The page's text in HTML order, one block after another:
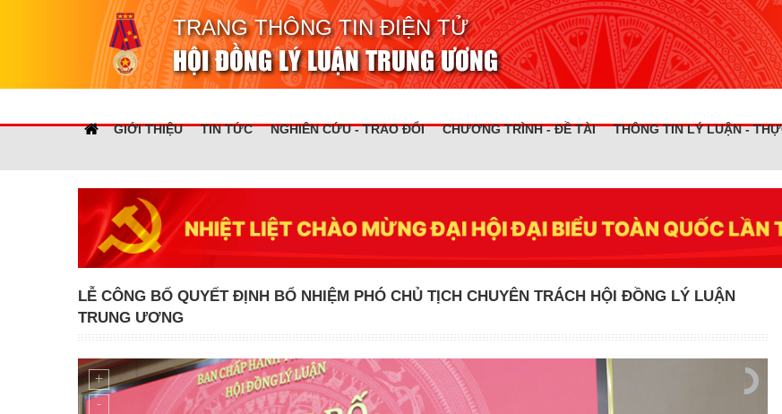
TRANG THÔNG TIN ĐIỆN TỬ
HỘI ĐỒNG LÝ LUẬN TRUNG ƯƠNG
GIỚI THIỆU TIN TỨC NGHIÊN CỨU - TRAO ĐỔI CHƯƠNG TRÌNH - ĐỀ TÀI THÔNG TIN LÝ LUẬN -
LỄ CÔNG BỐ QUYẾT ĐỊNH BỔ NHIỆM PHÓ CHỦ TỊCH CHUYÊN TRÁCH HỘI ĐỒNG LÝ LUẬN
TRUNG ƯƠNG